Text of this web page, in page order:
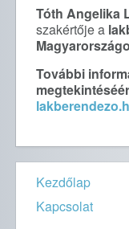
Tóth Angelika
szakértője a
További
Kezdőlap
Kapcsolat